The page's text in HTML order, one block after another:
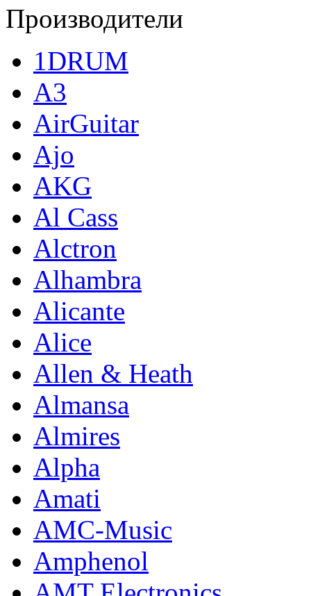
Производители
1DRUM
A3
AirGuitar
Ajo
AKG
Al Cass
Alctron
Alhambra
Alicante
Alice
Allen & Heath
Almansa
Almires
Alpha
Amati
AMC-Music
Amphenol